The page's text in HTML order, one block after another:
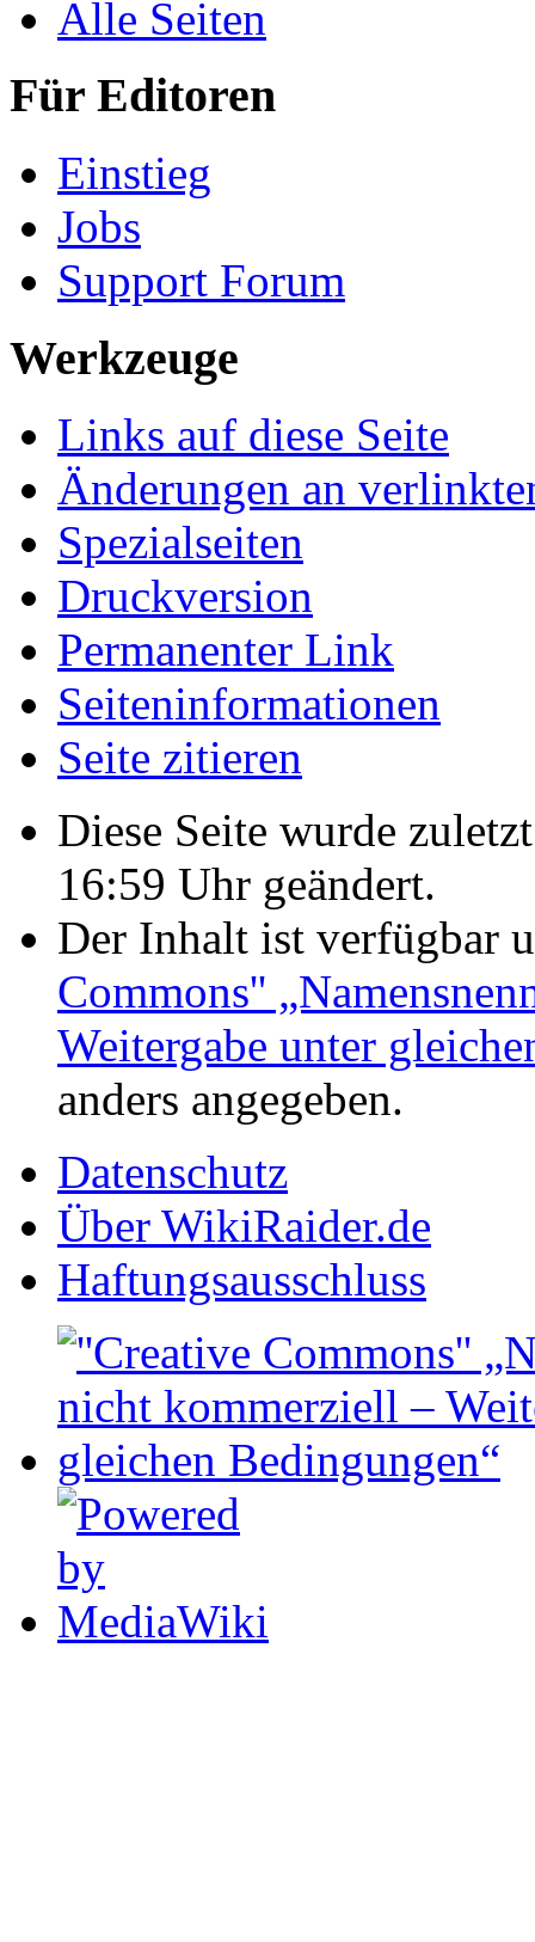
Alle Seiten
Für Editoren
Einstieg
Jobs
Support Forum
Werkzeuge
Links auf diese Seite
Änderungen an
Spezialseiten
Druckversion
Permanenter Link
Seiten­informationen
Seite zitieren
Diese Seite wurde
16:59 Uhr geändert.
Der Inhalt ist verfügbar
Commons''
Weitergabe unter
anders angegeben.
Datenschutz
Über WikiRaider.de
Haftungsausschluss